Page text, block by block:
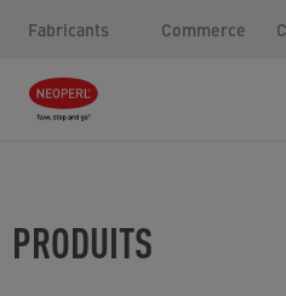
Fabricants Commerce
PRODUITS